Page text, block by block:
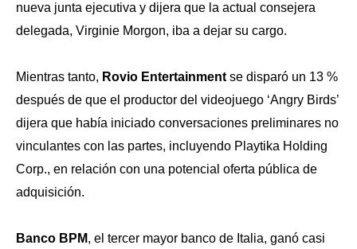
nueva junta ejecutiva y dijera que la actual consejera
delegada, Virginie Morgon, iba a dejar su cargo.
Mientras tanto, Rovio Entertainment se disparó un 13 %
después de que el productor del videojuego ‘Angry Birds’
dijera que había iniciado conversaciones preliminares no
vinculantes con las partes, incluyendo Playtika Holding
Corp., en relación con una potencial oferta pública de
adquisición.
Banco BPM, el tercer mayor banco de Italia, ganó casi